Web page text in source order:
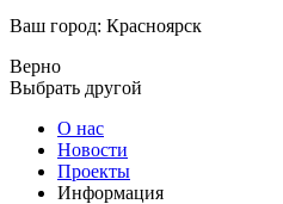
Ваш город: Красноярск
Верно
Выбрать другой
О нас
Новости
Проекты
Информация